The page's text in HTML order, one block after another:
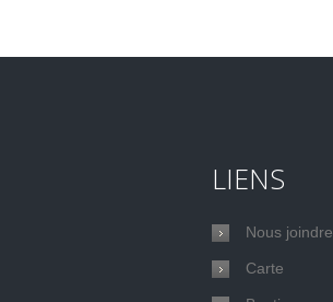
LIENS
Nous joindre
Carte